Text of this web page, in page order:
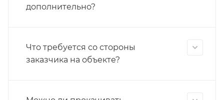
дополнительно?
Что требуется со стороны
заказчика на объекте?